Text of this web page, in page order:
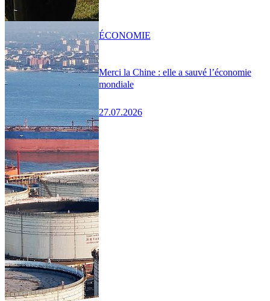
Merci la Chine : elle a sauvé l’économie
mondiale
27.07.2026
ÉCONOMIE